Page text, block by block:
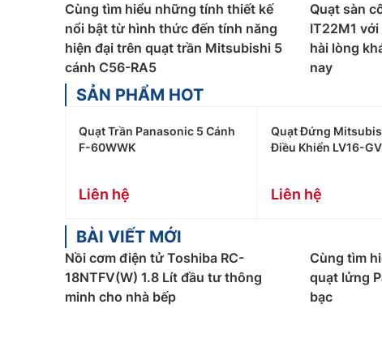
Cùng tìm hiểu những tính thiết kế
nổi bật từ hình thức đến tính năng
hiện đại trên quạt trần Mitsubishi 5
cánh C56-RA5
Quạt sàn
IT22M1
hài lòng
nay
SẢN PHẨM HOT
Quạt Trần Panasonic 5 Cánh
F-60WWK
Liên hệ
Quạt Đứng
Điều Khiển LV16-GV
Liên hệ
BÀI VIẾT MỚI
Nồi cơm điện tử Toshiba RC-
18NTFV(W) 1.8 Lít đầu tư thông
minh cho nhà bếp
Cùng tìm
quạt lửng
bạc